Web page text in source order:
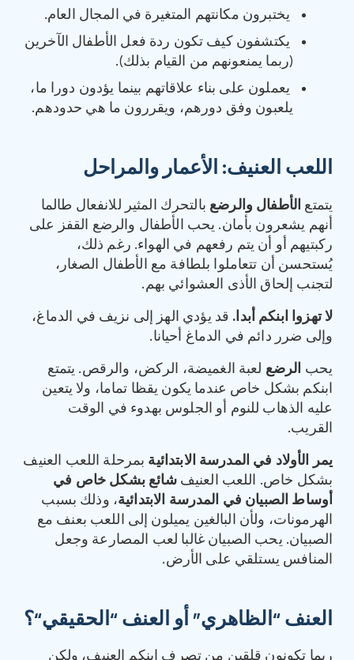
يختبرون مكانتهم المتغيرة في المجال العام.
يكتشفون كيف تكون ردة فعل الأطفال الآخرين
(ربما يمنعونهم من القيام بذلك).
يعملون على بناء علاقاتهم بينما يؤدون دورا ما،
يلعبون وفق دورهم، ويقررون ما هي حدودهم.
اللعب العنيف: الأعمار والمراحل
يتمتع الأطفال والرضع بالتحرك المثير للانفعال طالما
أنهم يشعرون بأمان. يحب الأطفال والرضع القفز على
ركبتيهم أو أن يتم رفعهم في الهواء. رغم ذلك،
يُستحسن أن تتعاملوا بلطافة مع الأطفال الصغار،
لتجنب إلحاق الأذى العشوائي بهم.
لا تهزوا ابنكم أبدا. قد يؤدي الهز إلى نزيف في الدماغ،
وإلى ضرر دائم في الدماغ أحيانا.
يحب الرضع لعبة الغميضة، الركض، والرقص. يتمتع
ابنكم بشكل خاص عندما يكون يقظا تماما، ولا يتعين
عليه الذهاب للنوم أو الجلوس بهدوء في الوقت
القريب.
يمر الأولاد في المدرسة الابتدائية بمرحلة اللعب العنيف
بشكل خاص. اللعب العنيفشائع بشكل خاص في
أوساط الصبيان في المدرسة الابتدائية، وذلك بسبب
الهرمونات، ولأن البالغين يميلون إلى اللعب بعنف مع
الصبيان. يحب الصبيان غالبا لعب المصارعة وجعل
المنافس يستلقي على الأرض.
العنف “الظاهري” أو العنف “الحقيقي“؟
ربما تكونون قلقين من تصرف ابنكم العنيف، ولكن